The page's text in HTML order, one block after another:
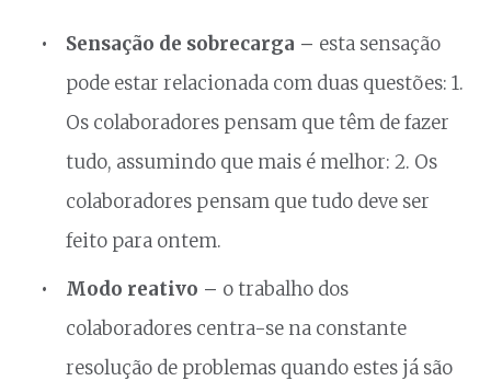
Sensação de sobrecarga – esta sensação
pode estar relacionada com duas questões: 1.
Os colaboradores pensam que têm de fazer
tudo, assumindo que mais é melhor: 2. Os
colaboradores pensam que tudo deve ser
feito para ontem.
Modo reativo – o trabalho dos
colaboradores centra-se na constante
resolução de problemas quando estes já são